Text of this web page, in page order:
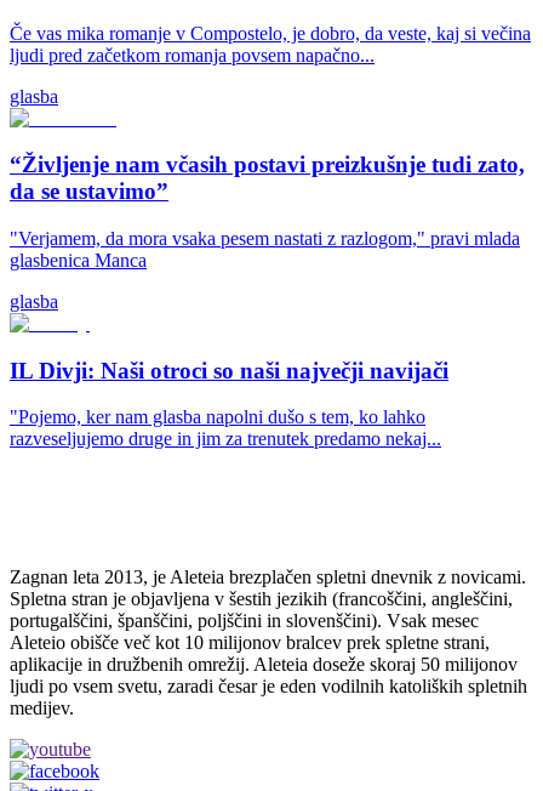
Če vas mika romanje v Compostelo, je dobro, da veste, kaj si večina
ljudi pred začetkom romanja povsem napačno...
glasba
“Življenje nam včasih postavi preizkušnje tudi zato,
da se ustavimo”
"Verjamem, da mora vsaka pesem nastati z razlogom," pravi mlada
glasbenica Manca
glasba
IL Divji: Naši otroci so naši največji navijači
"Pojemo, ker nam glasba napolni dušo s tem, ko lahko
razveseljujemo druge in jim za trenutek predamo nekaj...
Zagnan leta 2013, je Aleteia brezplačen spletni dnevnik z novicami.
Spletna stran je objavljena v šestih jezikih (francoščini, angleščini,
portugalščini, španščini, poljščini in slovenščini). Vsak mesec
Aleteio obišče več kot 10 milijonov bralcev prek spletne strani,
aplikacije in družbenih omrežij. Aleteia doseže skoraj 50 milijonov
ljudi po vsem svetu, zaradi česar je eden vodilnih katoliških spletnih
medijev.